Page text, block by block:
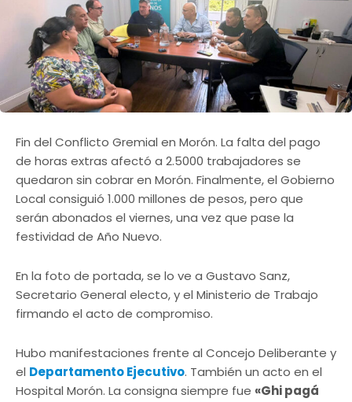
Fin del Conflicto Gremial en Morón. La falta del pago
de horas extras afectó a 2.5000 trabajadores se
quedaron sin cobrar en Morón. Finalmente, el Gobierno
Local consiguió 1.000 millones de pesos, pero que
serán abonados el viernes, una vez que pase la
festividad de Año Nuevo.
En la foto de portada, se lo ve a Gustavo Sanz,
Secretario General electo, y el Ministerio de Trabajo
firmando el acto de compromiso.
Hubo manifestaciones frente al Concejo Deliberante y
el Departamento Ejecutivo. También un acto en el
Hospital Morón. La consigna siempre fue «Ghi pagá